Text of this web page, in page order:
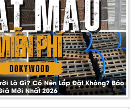
Là Gì? Có Nên Lắp Đặt Không? Báo
Mới Nhất 2026